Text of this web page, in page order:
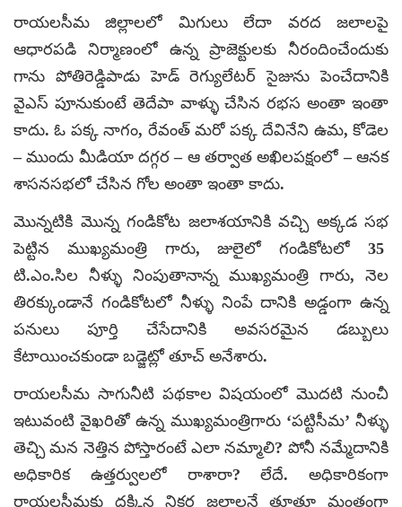
రాయలసీమ జిల్లాలలో మిగులు లేదా వరద జలాలపై
ఆధారపడి నిర్మాణంలో ఉన్న ప్రాజెక్టులకు నీరందించేందుకు
గాను పోతిరెడ్డిపాడు హెడ్ రెగ్యులేటర్ సైజును పెంచేదానికి
వైఎస్ పూనుకుంటే తెదేపా వాళ్ళు చేసిన రభస అంతా ఇంతా
కాదు. ఓ పక్క నాగం, రేవంత్ మరో పక్క దేవినేని ఉమ, కోడెల
– ముందు మీడియా దగ్గర – ఆ తర్వాత అఖిలపక్షంలో – ఆనక
శాసనసభలో చేసిన గోల అంతా ఇంతా కాదు.
మొన్నటికి మొన్న గండికోట జలాశయానికి వచ్చి అక్కడ సభ
పెట్టిన ముఖ్యమంత్రి గారు, జులైలో గండికోటలో 35
టి.ఎం.సిల నీళ్ళు నింపుతానాన్న ముఖ్యమంత్రి గారు, నెల
తిరక్కుండానే గండికోటలో నీళ్ళు నింపే దానికి అడ్డంగా ఉన్న
పనులు పూర్తి చేసేదానికి అవసరమైన డబ్బులు
కేటాయించకుండా బడ్జెట్లో తూచ్ అనేశారు.
రాయలసీమ సాగునీటి పథకాల విషయంలో మొదటి నుంచీ
ఇటువంటి వైఖరితో ఉన్న ముఖ్యమంత్రిగారు ‘పట్టిసీమ’ నీళ్ళు
తెచ్చి మన నెత్తిన పోస్తారంటే ఎలా నమ్మాలి? పోనీ నమ్మేదానికి
అధికారిక ఉత్తర్వులలో రాశారా? లేదే. అధికారికంగా
రాయలసీమకు దక్కిన నికర జలాలనే తూతూ మంత్రంగా